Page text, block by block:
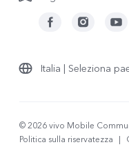
Italia | Seleziona
© 2026 vivo Mobile
Politica sulla riservatezza
|